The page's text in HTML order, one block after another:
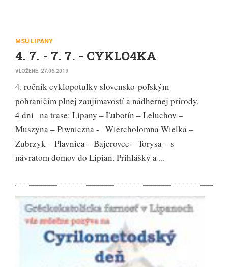
MSÚ LIPANY
4. 7. - 7. 7. - CYKLO4KA
VLOŽENÉ: 27.06.2019
4. ročník cyklopotulky slovensko-poľským
pohraničím plnej zaujímavostí a nádhernej prírody.
4 dni na trase: Lipany – Ľubotín – Leluchov –
Muszyna – Piwniczna - Wiercholomna Wielka –
Zubrzyk – Plavnica – Bajerovce – Torysa – s
návratom domov do Lipian. Prihlášky a ...